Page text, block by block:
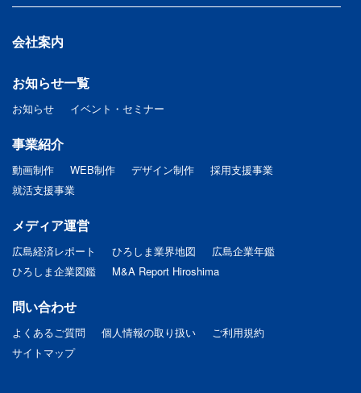
会社案内
お知らせ一覧
お知らせ イベント・セミナー
事業紹介
動画制作 WEB制作 デザイン制作
採用支援事業
就活支援事業
メディア運営
広島経済レポート ひろしま業界地図
広島企業年鑑
ひろしま企業図鑑
M&A Report Hiroshima
問い合わせ
よくあるご質問 個人情報の取り扱い
ご利用規約
サイトマップ